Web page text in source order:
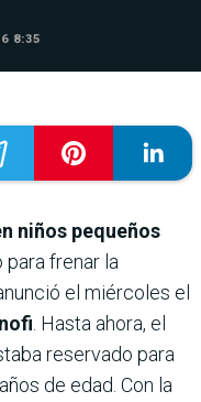
8:35
niños pequeños
para frenar la
el miércoles el
. Hasta ahora, el
reservado para
de edad. Con la